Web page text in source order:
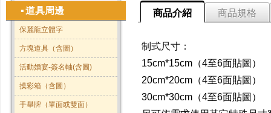
▪道具周邊
保麗龍立體字
方塊道具（含圖）
活動婚宴-簽名軸(含圖)
摸彩箱（含圖）
手舉牌（單面或雙面）
商品介紹 商品規格
制式尺寸：
15cm*15cm（4至6面貼圖）
20cm*20cm（4至6面貼圖）
30cm*30cm（4至6面貼圖）